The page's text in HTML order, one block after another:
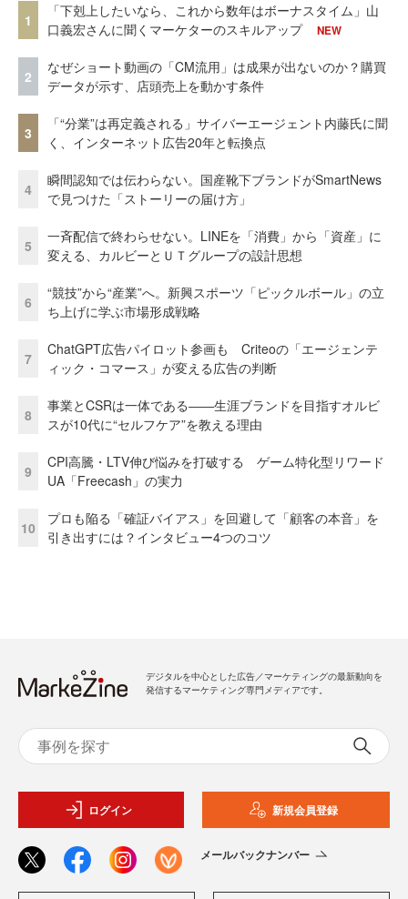
1
「下剋上したいなら、これから数年はボーナスタイム」山
口義宏さんに聞くマーケターのスキルアップ
NEW
2
なぜショート動画の「CM流用」は成果が出ないのか？購買
データが示す、店頭売上を動かす条件
3
「“分業”は再定義される」サイバーエージェント内藤氏に聞
く、インターネット広告20年と転換点
4
瞬間認知では伝わらない。国産靴下ブランドがSmartNews
で見つけた「ストーリーの届け方」
5
一斉配信で終わらせない。LINEを「消費」から「資産」に
変える、カルビーとＵＴグループの設計思想
6
“競技”から“産業”へ。新興スポーツ「ピックルボール」の立
ち上げに学ぶ市場形成戦略
7
ChatGPT広告パイロット参画も Criteoの「エージェンテ
ィック・コマース」が変える広告の判断
8
事業とCSRは一体である――生涯ブランドを目指すオルビ
スが10代に“セルフケア”を教える理由
9
CPI高騰・LTV伸び悩みを打破する ゲーム特化型リワード
UA「Freecash」の実力
10
プロも陥る「確証バイアス」を回避して「顧客の本音」を
引き出すには？インタビュー4つのコツ
デジタルを中心とした広告／マーケティングの最新動向を
発信するマーケティング専門メディアです。
ログイン 新規会員登録
メールバックナンバー